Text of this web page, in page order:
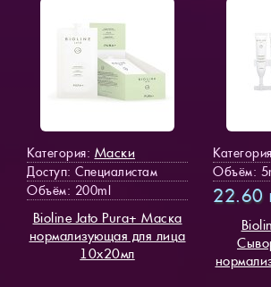
Категория: Маски
Доступ: Специалистам
Объём: 200ml
Bioline Jato Pura+ Маска
нормализующая для лица
10х20мл
Объём:
22.60